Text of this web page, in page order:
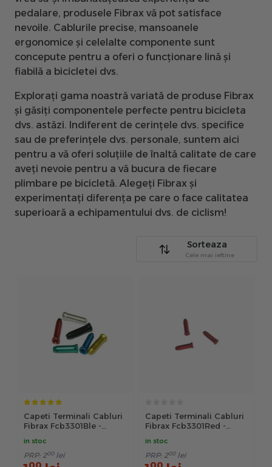
pedalare, produsele Fibrax vă pot satisface
nevoile. Cablurile precise, mansoanele
ergonomice și celelalte componente sunt
concepute pentru a oferi o funcționare lină și
fiabilă a bicicletei dvs.
Explorați gama noastră variată de produse Fibrax
și găsiți componentele perfecte pentru bicicleta
dvs. astăzi. Indiferent de cerințele dvs. specifice
sau de preferințele dvs. personale, suntem aici
pentru a vă oferi soluțiile de înaltă calitate de care
aveți nevoie pentru a vă bucura de fiecare
plimbare pe bicicletă. Alegeți Fibrax și
experimentați diferența pe care o face calitatea
superioară a echipamentului dvs. de ciclism!
Sorteaza
Cele mai ieftine
Capeti Terminali Cabluri
Fibrax Fcb3301Ble -
in stoc
PRP: 200 lei
00
Capeti Terminali Cabluri
Fibrax Fcb3301Red -
in stoc
PRP: 200 lei
00